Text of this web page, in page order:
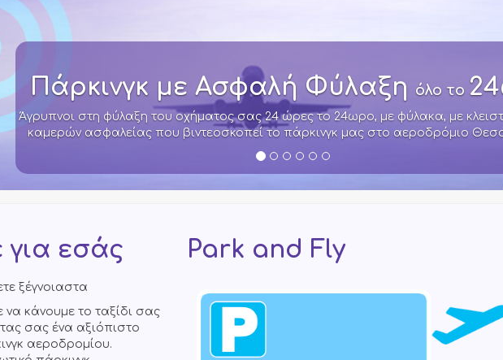
Σας
Στην Travelworx δεν κοιμόμαστε
συναντήσουμε στο αεροδρόμιο
για εσάς
ξέγνοιαστα
να κάνουμε το ταξίδι σας
σας ένα αξιόπιστο
αεροδρομίου.
Park and Fly